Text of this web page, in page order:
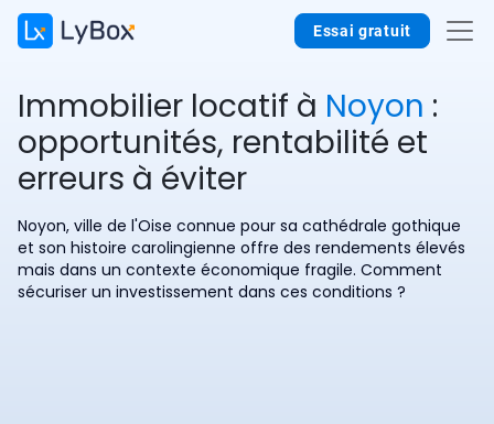
Essai gratuit
Immobilier locatif à Noyon :
opportunités, rentabilité et
erreurs à éviter
Noyon, ville de l'Oise connue pour sa cathédrale gothique
et son histoire carolingienne offre des rendements élevés
mais dans un contexte économique fragile. Comment
sécuriser un investissement dans ces conditions ?